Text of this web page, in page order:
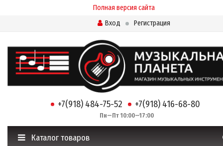
Полная версия сайта
Вход
Регистрация
+7(918) 484-75-52 +7(918) 416-68-80
Пн—Пт 10:00—17:00
Каталог товаров